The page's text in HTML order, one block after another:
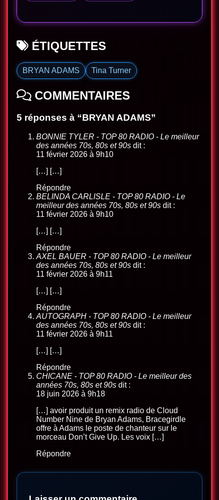
ÉTIQUETTES
BRYAN ADAMS Tina Turner
COMMENTAIRES
5 réponses à “BRYAN ADAMS”
BONNIE TYLER - TOP 80 RADIO - Le meilleur
des années 70s, 80s et 90s dit :
11 février 2026 à 9h10
[…] […]
Répondre
BELINDA CARLISLE - TOP 80 RADIO - Le
meilleur des années 70s, 80s et 90s dit :
11 février 2026 à 9h10
[…] […]
Répondre
AXEL BAUER - TOP 80 RADIO - Le meilleur
des années 70s, 80s et 90s dit :
11 février 2026 à 9h11
[…] […]
Répondre
AUTOGRAPH - TOP 80 RADIO - Le meilleur
des années 70s, 80s et 90s dit :
11 février 2026 à 9h11
[…] […]
Répondre
CHICANE - TOP 80 RADIO - Le meilleur des
années 70s, 80s et 90s dit :
18 juin 2026 à 9h18
[…] avoir produit un remix radio de Cloud
Number Nine de Bryan Adams, Bracegirdle
offre à Adams le poste de chanteur sur le
morceau Don’t Give Up. Les voix […]
Répondre